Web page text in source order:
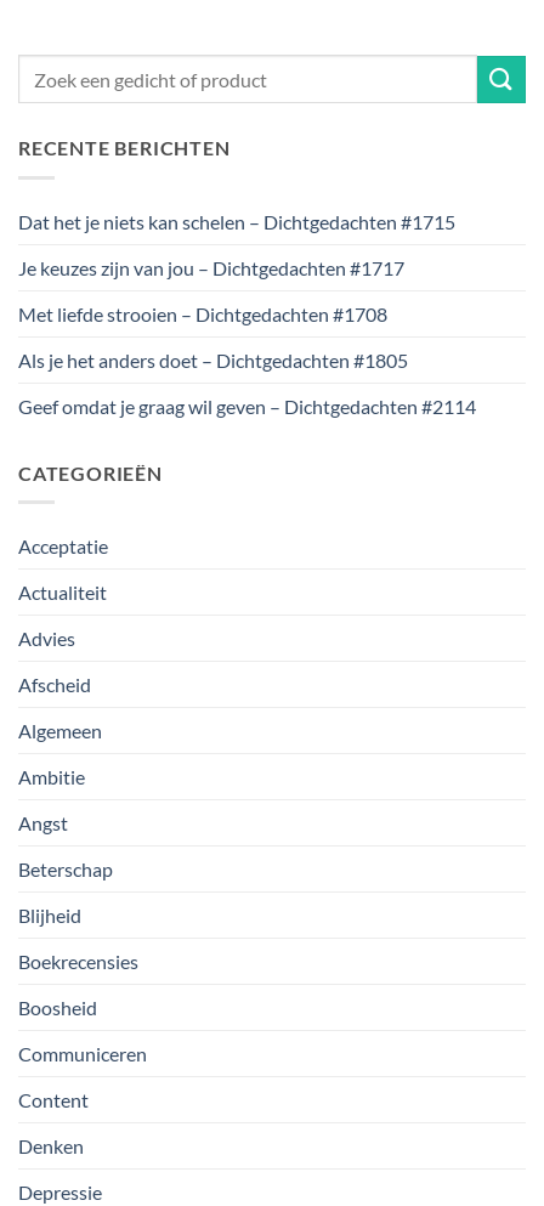
RECENTE BERICHTEN
Dat het je niets kan schelen – Dichtgedachten #1715
Je keuzes zijn van jou – Dichtgedachten #1717
Met liefde strooien – Dichtgedachten #1708
Als je het anders doet – Dichtgedachten #1805
Geef omdat je graag wil geven – Dichtgedachten #2114
CATEGORIEËN
Acceptatie
Actualiteit
Advies
Afscheid
Algemeen
Ambitie
Angst
Beterschap
Blijheid
Boekrecensies
Boosheid
Communiceren
Content
Denken
Depressie